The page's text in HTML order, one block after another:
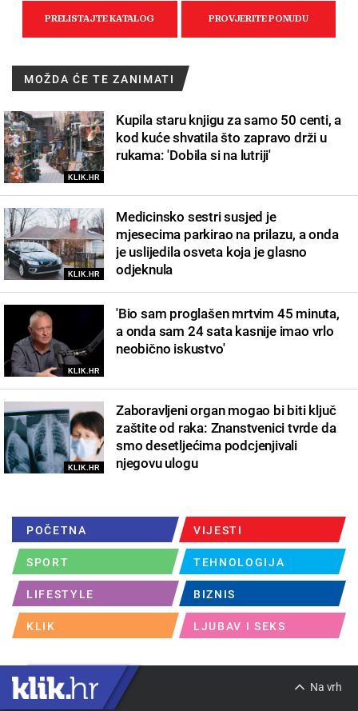
MOŽDA ĆE TE ZANIMATI
KLIK.HR
Kupila staru knjigu za samo 50 centi, a
kod kuće shvatila što zapravo drži u
rukama: 'Dobila si na lutriji'
KLIK.HR
Medicinsko sestri susjed je
mjesecima parkirao na prilazu, a onda
je uslijedila osveta koja je glasno
odjeknula
KLIK.HR
'Bio sam proglašen mrtvim 45 minuta,
a onda sam 24 sata kasnije imao vrlo
neobično iskustvo'
KLIK.HR
Zaboravljeni organ mogao bi biti ključ
zaštite od raka: Znanstvenici tvrde da
smo desetljećima podcjenjivali
njegovu ulogu
POČETNA VIJESTI
SPORT TEHNOLOGIJA
LIFESTYLE BIZNIS
KLIK LJUBAV I SEKS
Na vrh